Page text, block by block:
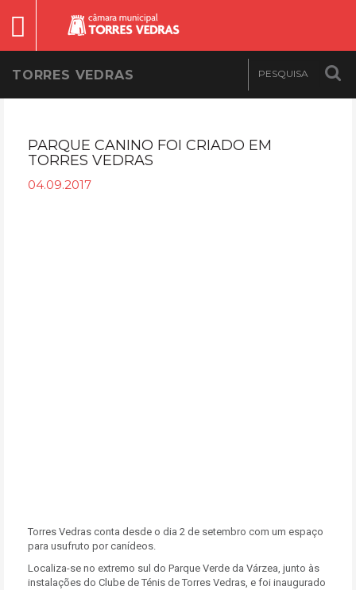
TORRES VEDRAS
PARQUE CANINO FOI CRIADO EM
TORRES VEDRAS
04.09.2017
Torres Vedras conta desde o dia 2 de setembro com um espaço
para usufruto por canídeos.
Localiza-se no extremo sul do Parque Verde da Várzea, junto às
instalações do Clube de Ténis de Torres Vedras, e foi inaugurado